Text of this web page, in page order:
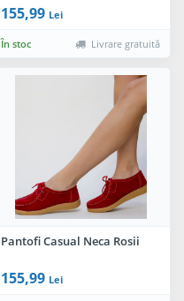
155,99 Lei
În stoc Livrare gratuită
Pantofi Casual Neca Rosii
155,99 Lei